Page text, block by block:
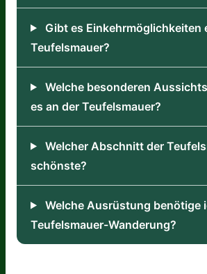
Gibt es Einkehrmöglichkeiten
Teufelsmauer?
Welche besonderen
es an der Teufelsmauer?
Welcher Abschnitt der
schönste?
Welche Ausrüstung benötige
Teufelsmauer-Wanderung?